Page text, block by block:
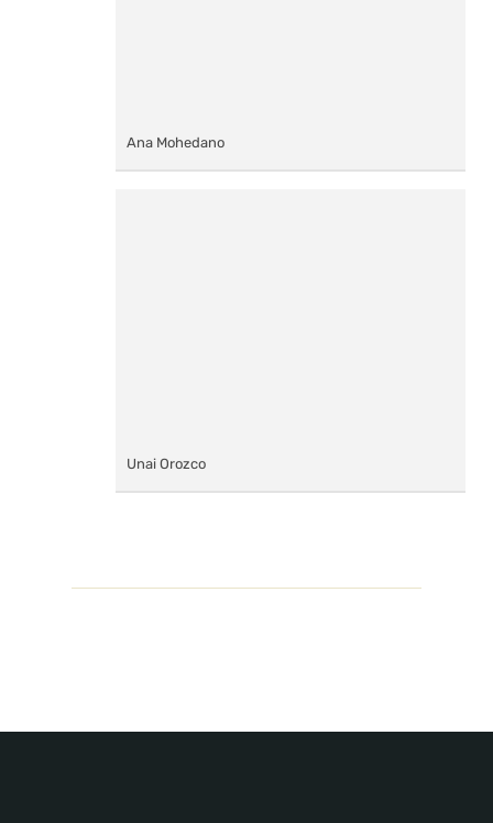
Ana Mohedano
Unai Orozco